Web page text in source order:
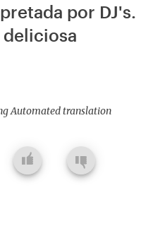
por DJ's.
deliciosa
Automated translation